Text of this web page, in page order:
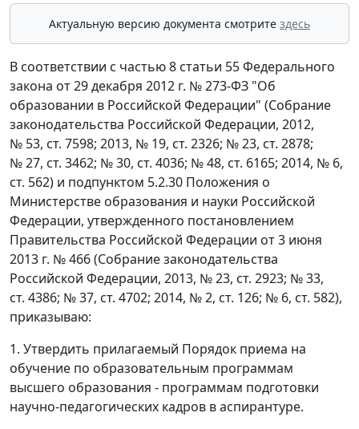
Актуальную версию документа смотрите здесь
В соответствии с частью 8 статьи 55 Федерального
закона от 29 декабря 2012 г. № 273-ФЗ "Об
образовании в Российской Федерации" (Собрание
законодательства Российской Федерации, 2012,
№ 53, ст. 7598; 2013, № 19, ст. 2326; № 23, ст. 2878;
№ 27, ст. 3462; № 30, ст. 4036; № 48, ст. 6165; 2014, № 6,
ст. 562) и подпунктом 5.2.30 Положения о
Министерстве образования и науки Российской
Федерации, утвержденного постановлением
Правительства Российской Федерации от 3 июня
2013 г. № 466 (Собрание законодательства
Российской Федерации, 2013, № 23, ст. 2923; № 33,
ст. 4386; № 37, ст. 4702; 2014, № 2, ст. 126; № 6, ст. 582),
приказываю:
1. Утвердить прилагаемый Порядок приема на
обучение по образовательным программам
высшего образования - программам подготовки
научно-педагогических кадров в аспирантуре.